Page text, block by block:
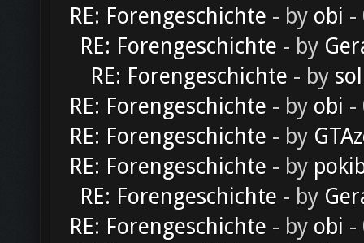
RE: Forengeschichte - by obi -
RE: Forengeschichte - by
RE: Forengeschichte - by
RE: Forengeschichte - by obi -
RE: Forengeschichte - by
RE: Forengeschichte - by
RE: Forengeschichte - by
RE: Forengeschichte - by obi -